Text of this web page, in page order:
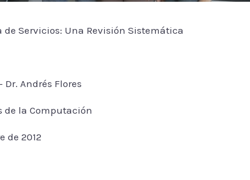
de Servicios: Una Revisión Sistemática
Dr. Andrés Flores
de la Computación
de 2012